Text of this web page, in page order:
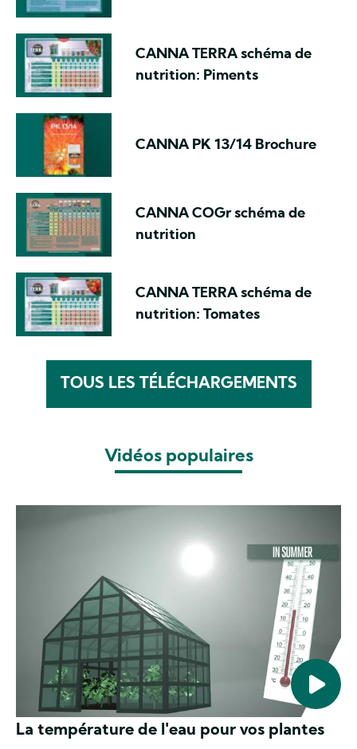
CANNA TERRA schéma de
nutrition: Piments
CANNA PK 13/14 Brochure
CANNA COGr schéma de
nutrition
CANNA TERRA schéma de
nutrition: Tomates
TOUS LES TÉLÉCHARGEMENTS
Vidéos populaires
La température de l'eau pour vos plantes